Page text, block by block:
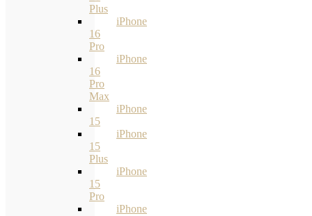
Plus
iPhone
16
Pro
iPhone
16
Pro
Max
iPhone
15
iPhone
15
Plus
iPhone
15
Pro
iPhone